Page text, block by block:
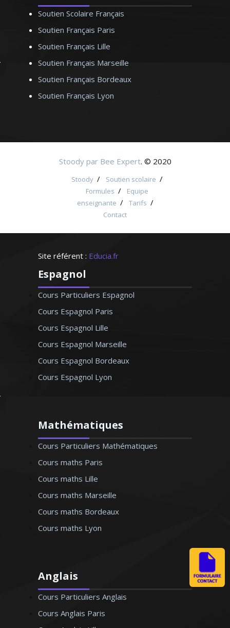
Soutien Scolaire Français
Soutien Français Paris
Soutien Français Lille
Soutien Français Marseille
Soutien Français Bordeaux
Soutien Français Lyon
Stoody par Bee Expert. © 2020
Stoody / Soutien scolaire /
Formules /
Equipe
enseignante / Tarifs /
Contact
Site référent : Educia.fr
Espagnol
Cours Particuliers Espagnol
Cours Espagnol Paris
Cours Espagnol Lille
Cours Espagnol Marseille
Cours Espagnol Bordeaux
Cours Espagnol Lyon
Mathématiques
Cours Particuliers Mathématiques
Cours maths Paris
Cours maths Lille
Cours maths Marseille
Cours maths Bordeaux
Cours maths Lyon
Anglais
Cours Particuliers Anglais
Cours Anglais Paris